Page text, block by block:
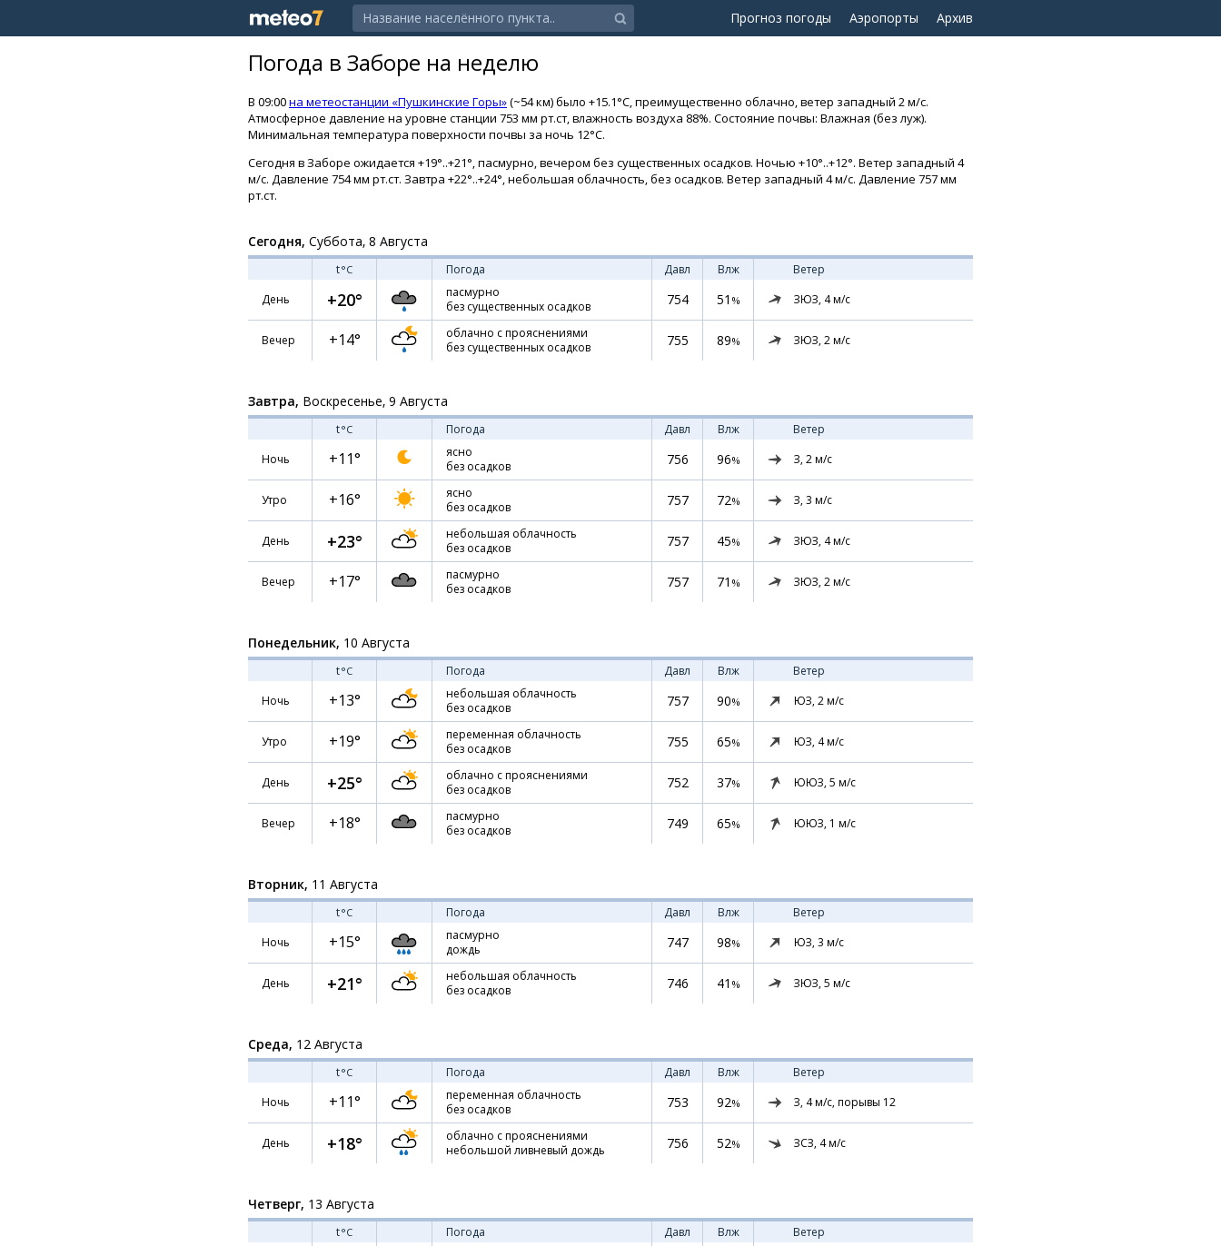
Прогноз погоды Аэропорты Архив
Погода в Заборе на неделю
В 09:00на метеостанции «Пушкинские Горы»(~54 км) было +15.1°C, преимущественно облачно, ветер западный 2 м/с.
Атмосферное давление на уровне станции 753 мм рт.ст, влажность воздуха 88%. Состояние почвы: Влажная (без луж).
Минимальная температура поверхности почвы за ночь 12°C.
Сегодня в Заборе ожидается +19°..+21°, пасмурно, вечером без существенных осадков. Ночью +10°..+12°. Ветер западный 4
м/с. Давление 754 мм рт.ст. Завтра +22°..+24°, небольшая облачность, без осадков. Ветер западный 4 м/с. Давление 757 мм
рт.ст.
Сегодня, Суббота, 8 Августа
t°C Погода Давл Влж
Ветер
День
+20°
пасмурно
без существенных осадков
754 51 % ЗЮЗ, 4м/с
Вечер +14°
облачно с прояснениями
без существенных осадков
755 89% ЗЮЗ, 2м/с
Завтра, Воскресенье, 9 Августа
t°C Погода Давл Влж
Ветер
Ночь
+11°
ясно
без осадков
756 96% З, 2м/с
Утро +16°
ясно
без осадков
757 72% З, 3 м/с
День +23°
небольшая облачность
без осадков
757 45% ЗЮЗ, 4м/с
Вечер +17°
пасмурно
без осадков
757 71 % ЗЮЗ, 2м/с
Понедельник, 10 Августа
t°C Погода Давл Влж
Ветер
Ночь
+13°
небольшая облачность
без осадков
757 90% ЮЗ, 2м/с
Утро +19°
переменная облачность
без осадков
755 65% ЮЗ, 4м/с
День +25°
облачно с прояснениями
без осадков
752 37% ЮЮЗ, 5 м/с
Вечер +18°
пасмурно
без осадков
749 65% ЮЮЗ, 1 м/с
Вторник, 11 Августа
t°C Погода Давл Влж
Ветер
Ночь
+15°
пасмурно
дождь
747 98% ЮЗ, 3 м/с
День +21°
небольшая облачность
без осадков
746 41 % ЗЮЗ, 5 м/с
Среда, 12 Августа
t°C Погода Давл Влж
Ветер
Ночь
+11°
переменная облачность
без осадков
753 92% З, 4м/с, порывы 12
День +18°
облачно с прояснениями
небольшой ливневый дождь
756 52% ЗСЗ, 4м/с
Четверг, 13 Августа
t°C Погода Давл Влж
Ветер